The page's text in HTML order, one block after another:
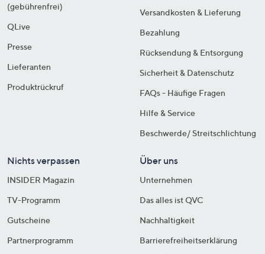
(gebührenfrei)
QLive
Presse
Lieferanten
Produktrückruf
Versandkosten & Lieferung
Bezahlung
Rücksendung & Entsorgung
Sicherheit & Datenschutz
FAQs - Häufige Fragen
Hilfe & Service
Beschwerde/ Streitschlichtung
Nichts verpassen
INSIDER Magazin
TV-Programm
Gutscheine
Partnerprogramm
Über uns
Unternehmen
Das alles ist QVC
Nachhaltigkeit
Barrierefreiheitserklärung